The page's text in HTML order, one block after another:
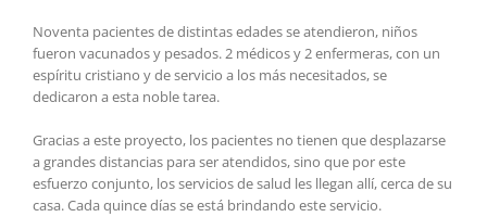
Noventa pacientes de distintas edades se atendieron, niños
fueron vacunados y pesados. 2 médicos y 2 enfermeras, con un
espíritu cristiano y de servicio a los más necesitados, se
dedicaron a esta noble tarea.
Gracias a este proyecto, los pacientes no tienen que desplazarse
a grandes distancias para ser atendidos, sino que por este
esfuerzo conjunto, los servicios de salud les llegan allí, cerca de su
casa. Cada quince días se está brindando este servicio.